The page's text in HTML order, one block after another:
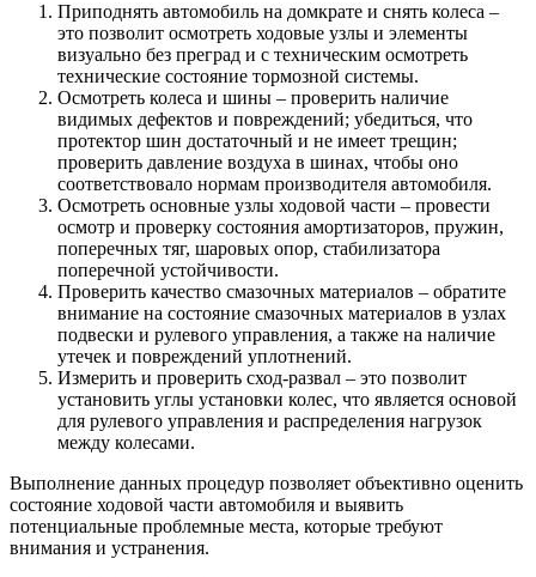
Приподнять автомобиль на домкрате и снять колеса –
это позволит осмотреть ходовые узлы и элементы
визуально без преград и с техническим осмотреть
технические состояние тормозной системы.
Осмотреть колеса и шины – проверить наличие
видимых дефектов и повреждений; убедиться, что
протектор шин достаточный и не имеет трещин;
проверить давление воздуха в шинах, чтобы оно
соответствовало нормам производителя автомобиля.
Осмотреть основные узлы ходовой части – провести
осмотр и проверку состояния амортизаторов, пружин,
поперечных тяг, шаровых опор, стабилизатора
поперечной устойчивости.
Проверить качество смазочных материалов – обратите
внимание на состояние смазочных материалов в узлах
подвески и рулевого управления, а также на наличие
утечек и повреждений уплотнений.
Измерить и проверить сход-развал – это позволит
установить углы установки колес, что является основой
для рулевого управления и распределения нагрузок
между колесами.
Выполнение данных процедур позволяет объективно оценить
состояние ходовой части автомобиля и выявить
потенциальные проблемные места, которые требуют
внимания и устранения.